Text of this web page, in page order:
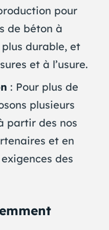
pour
de béton à
durable, et
et à l’usure.
: Pour plus de
plusieurs
partir des nos
et en
des